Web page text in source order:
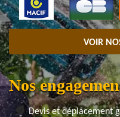
VOIR
Nos
Devis et déplacement